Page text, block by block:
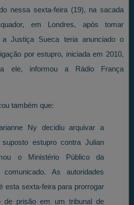
nessa sexta-feira (19), na sacada
em Londres, após tomar
Justiça Sueca teria anunciado o
por estupro, iniciada em 2010,
ele, informou a Rádio França
também que:
Ny decidiu arquivar a
estupro contra Julian
o Ministério Público da
As autoridades
esta sexta-feira para prorrogar
de prisão em um tribunal de